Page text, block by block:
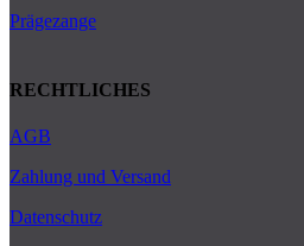
Prägezange
RECHTLICHES
AGB
Zahlung und Versand
Datenschutz